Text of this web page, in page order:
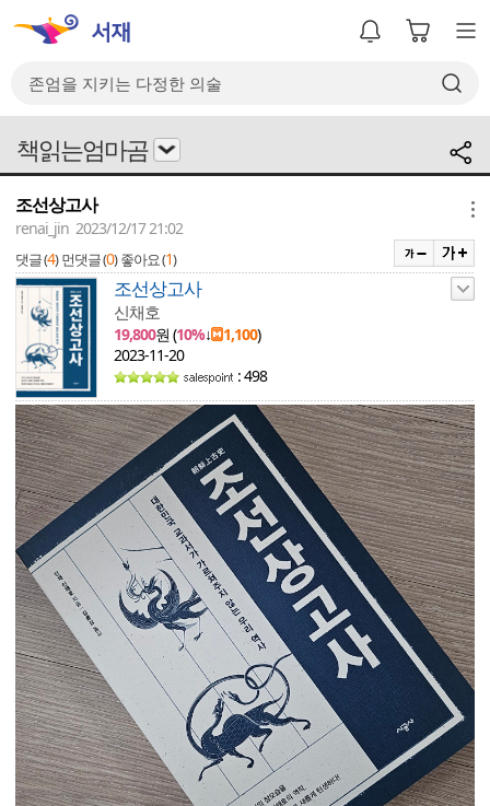
책읽는엄마곰
조선상고사
renai_jin 2023/12/17 21:02
댓글 (4) 먼댓글 (0) 좋아요 (1)
조선상고사
신채호
19,800원 (10%↓ 1,100)
2023-11-20
: 498